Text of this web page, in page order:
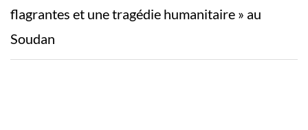
flagrantes et une tragédie humanitaire » au
Soudan